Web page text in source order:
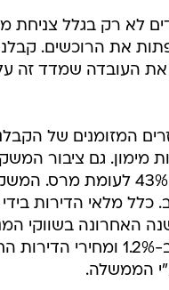
לא רק בגלל צניחת
את הרוכשים.
מימון. גם ציבור
משקיעים 751 דירות, ירידה
מלאי הדירות בידי
בשנה האחרונה בשווקי
הממשלה.